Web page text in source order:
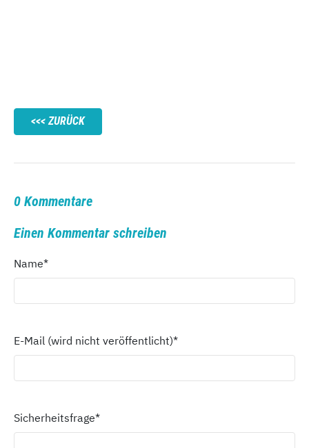
ZURÜCK
0 Kommentare
Einen Kommentar schreiben
Name*
E-Mail (wird nicht veröffentlicht)*
Sicherheitsfrage*